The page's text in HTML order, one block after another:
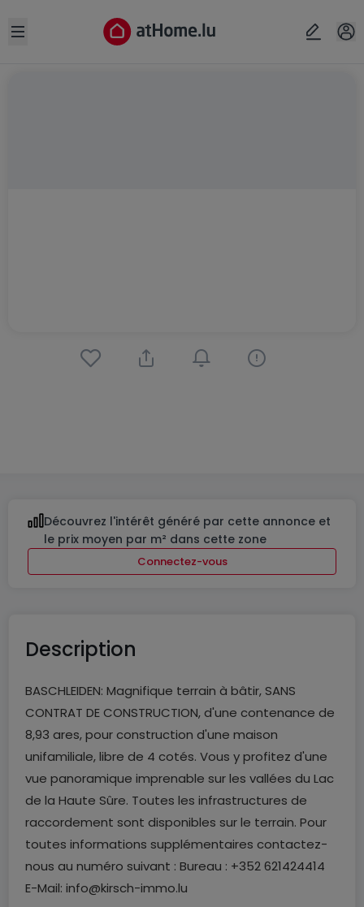
Open sidebar
Découvrez l'intérêt généré par cette annonce et
le prix moyen par m² dans cette zone
Connectez-vous
Description
BASCHLEIDEN: Magnifique terrain à bâtir, SANS
CONTRAT DE CONSTRUCTION, d'une contenance de
8,93 ares, pour construction d'une maison
unifamiliale, libre de 4 cotés. Vous y profitez d'une
vue panoramique imprenable sur les vallées du Lac
de la Haute Sûre. Toutes les infrastructures de
raccordement sont disponibles sur le terrain. Pour
toutes informations supplémentaires contactez-
nous au numéro suivant : Bureau : +352 621424414
E-Mail: info@kirsch-immo.lu